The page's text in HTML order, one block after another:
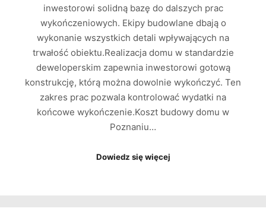
inwestorowi solidną bazę do dalszych prac
wykończeniowych. Ekipy budowlane dbają o
wykonanie wszystkich detali wpływających na
trwałość obiektu.Realizacja domu w standardzie
deweloperskim zapewnia inwestorowi gotową
konstrukcję, którą można dowolnie wykończyć. Ten
zakres prac pozwala kontrolować wydatki na
końcowe wykończenie.Koszt budowy domu w
Poznaniu…
Dowiedz się więcej